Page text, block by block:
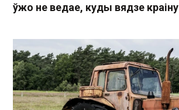
ўжо не ведае, куды вядзе краіну